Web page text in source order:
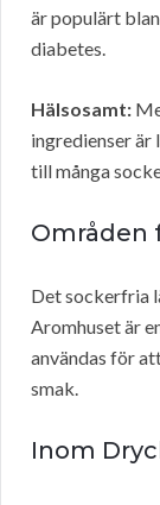
är populärt
diabetes.
Hälsosamt:
ingredienser
till många
Områden
Det sockerfria
Aromhuset är
användas för
smak.
Inom